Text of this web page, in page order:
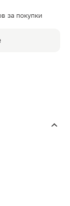
за покупки